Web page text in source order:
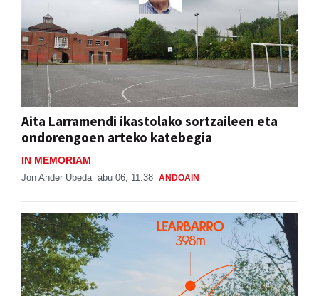
Aita Larramendi ikastolako sortzaileen eta
ondorengoen arteko katebegia
IN MEMORIAM
Jon Ander Ubeda abu 06, 11:38 ANDOAIN